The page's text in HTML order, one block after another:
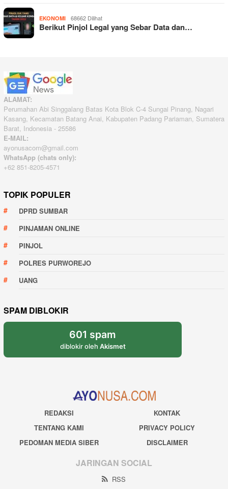
EKONOMI 68662 Dilihat
Berikut Pinjol Legal yang Sebar Data dan…
ALAMAT:
Perumahan Abi Singgalang Batas Kota Blok C-4 Sungai Pinang, Nagari
Kasang, Kecamatan Batang Anai, Kabupaten Padang Pariaman, Sumatera
Barat, Indonesia - 25586
E-MAIL:
ayonusacom@gmail.com
WhatsApp (chats only):
+62 851-8205-4571
TOPIK POPULER
DPRD SUMBAR
PINJAMAN ONLINE
PINJOL
POLRES PURWOREJO
UANG
SPAM DIBLOKIR
601 spam
diblokir oleh Akismet
REDAKSI
KONTAK
TENTANG KAMI
PRIVACY POLICY
PEDOMAN MEDIA SIBER
DISCLAIMER
JARINGAN SOCIAL
RSS